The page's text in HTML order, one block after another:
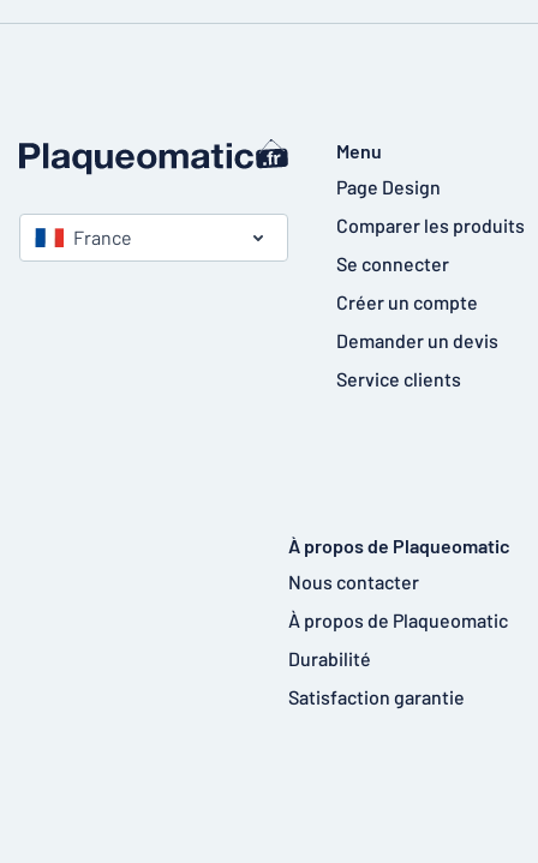
France
Menu
Page Design
Comparer les produits
Se connecter
Créer un compte
Demander un devis
Service clients
À propos de Plaqueomatic
Nous contacter
À propos de Plaqueomatic
Durabilité
Satisfaction garantie